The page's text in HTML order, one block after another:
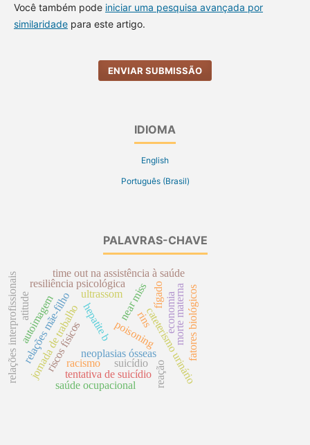
Você também pode iniciar uma pesquisa avançada por
similaridadepara este artigo.
ENVIAR SUBMISSÃO
IDIOMA
English
Português (Brasil)
PALAVRAS-CHAVE
hepatite b
neoplasias ósseas
poisoning
ultrassom
cateterismo urinário
near miss
time out na assistência à saúde
jornada de trabalho
resiliência psicológica
relações mãe-filho
riscos físicos
autoimagem fatores biológicos
morte materna
relações interprofissionais economia
suicídio
tentativa de suicídio reação
fígado
rins
racismo
atitude
saúde ocupacional